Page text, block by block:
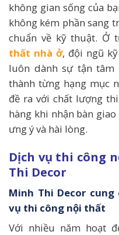
không gian sống của
không kém phần sang
chuẩn về kỹ thuật. Ở
thất nhà ở, đội ngũ
luôn dành sự tận tâm
thành từng hạng mục
đề ra với chất lượng
hàng khi nhận bàn
ưng ý và hài lòng.
Dịch vụ thi công
Thi Decor
Minh Thi Decor
vụ thi công nội thất
Với nhiều năm hoạt